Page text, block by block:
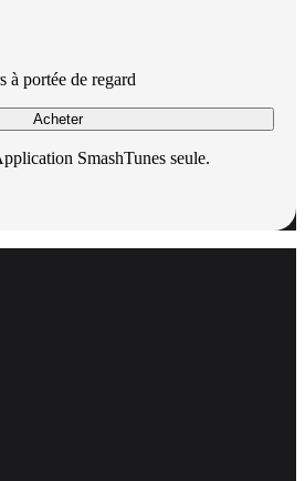
à portée de regard
Acheter
SmashTunes seule.